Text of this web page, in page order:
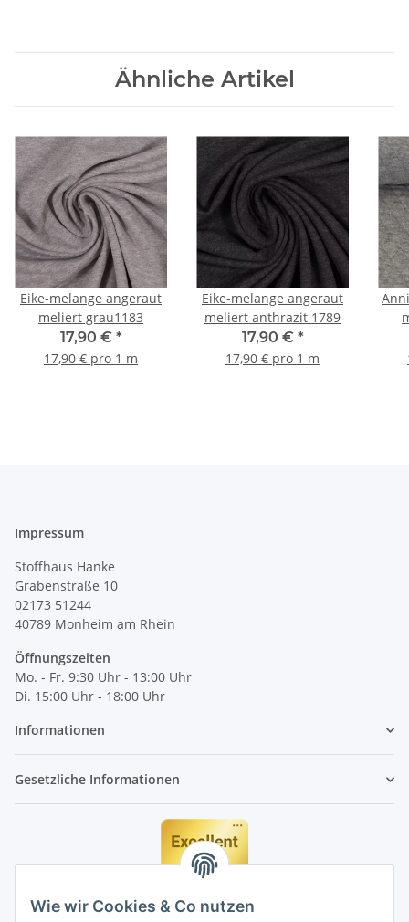
Wie wir Cookies & Co nutzen
Ähnliche Artikel
Eike-melange angeraut
meliert grau1183
17,90 € *
17,90 € pro 1 m
Eike-melange angeraut
meliert anthrazit 1789
17,90 € *
17,90 € pro 1 m
Impressum
Stoffhaus Hanke
Grabenstraße 10
02173 51244
40789 Monheim am Rhein
Öffnungszeiten
Mo. - Fr. 9:30 Uhr - 13:00 Uhr
Di. 15:00 Uhr - 18:00 Uhr
Informationen
Gesetzliche Informationen